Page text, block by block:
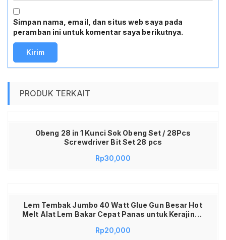
Simpan nama, email, dan situs web saya pada
peramban ini untuk komentar saya berikutnya.
PRODUK TERKAIT
Obeng 28 in 1 Kunci Sok Obeng Set / 28Pcs
Screwdriver Bit Set 28 pcs
Rp30,000
Lem Tembak Jumbo 40 Watt Glue Gun Besar Hot
Melt Alat Lem Bakar Cepat Panas untuk Kerajinan
Plastik Kayu Kain Kertas Alat Pertukangan Rumah
Rp20,000